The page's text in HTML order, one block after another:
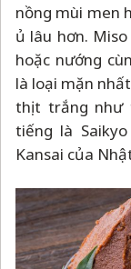
nồng mùi men
ủ lâu hơn.
hoặc nướng
là loại mặn
thịt trắng như
tiếng là
Kansai của